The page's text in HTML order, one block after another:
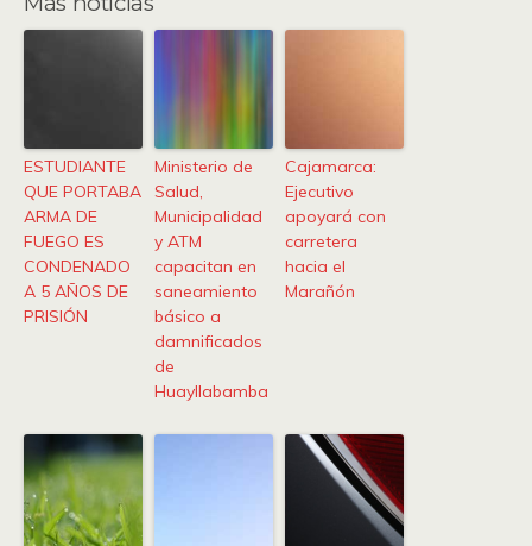
ESTUDIANTE
QUE PORTABA
ARMA DE
FUEGO ES
CONDENADO
A 5 AÑOS DE
PRISIÓN
Ministerio de
Salud,
Municipalidad
y ATM
capacitan en
saneamiento
básico a
damnificados
de
Huayllabamba
Cajamarca:
Ejecutivo
apoyará con
carretera
hacia el
Marañón